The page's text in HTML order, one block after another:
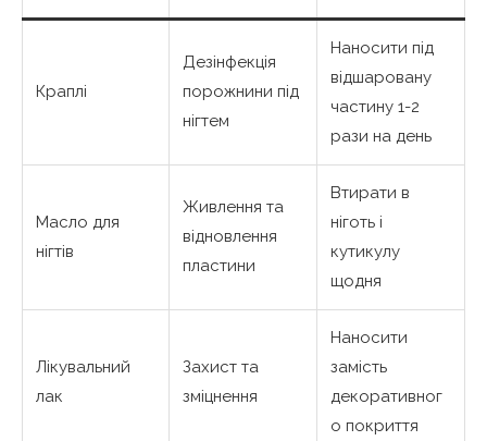
Краплі
Дезінфекція
порожнини під
нігтем
Наносити під
відшаровану
частину 1-2
рази на день
Масло для
нігтів
Живлення та
відновлення
пластини
Втирати в
ніготь і
кутикулу
щодня
Лікувальний
лак
Захист та
зміцнення
Наносити
замість
декоративног
о покриття